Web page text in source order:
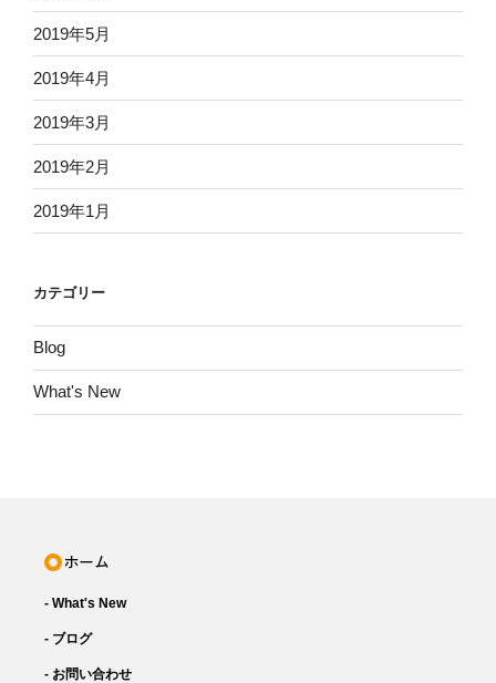
2019年5月
2019年4月
2019年3月
2019年2月
2019年1月
カテゴリー
Blog
What's New
- What's New
- ブログ
- お問い合わせ